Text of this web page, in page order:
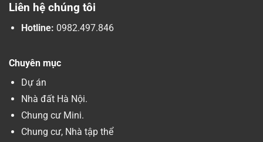
Liên hệ chúng tôi
Hotline: 0982.497.846
Chuyên mục
Dự án
Nhà đất Hà Nội.
Chung cư Mini.
Chung cư, Nhà tập thể